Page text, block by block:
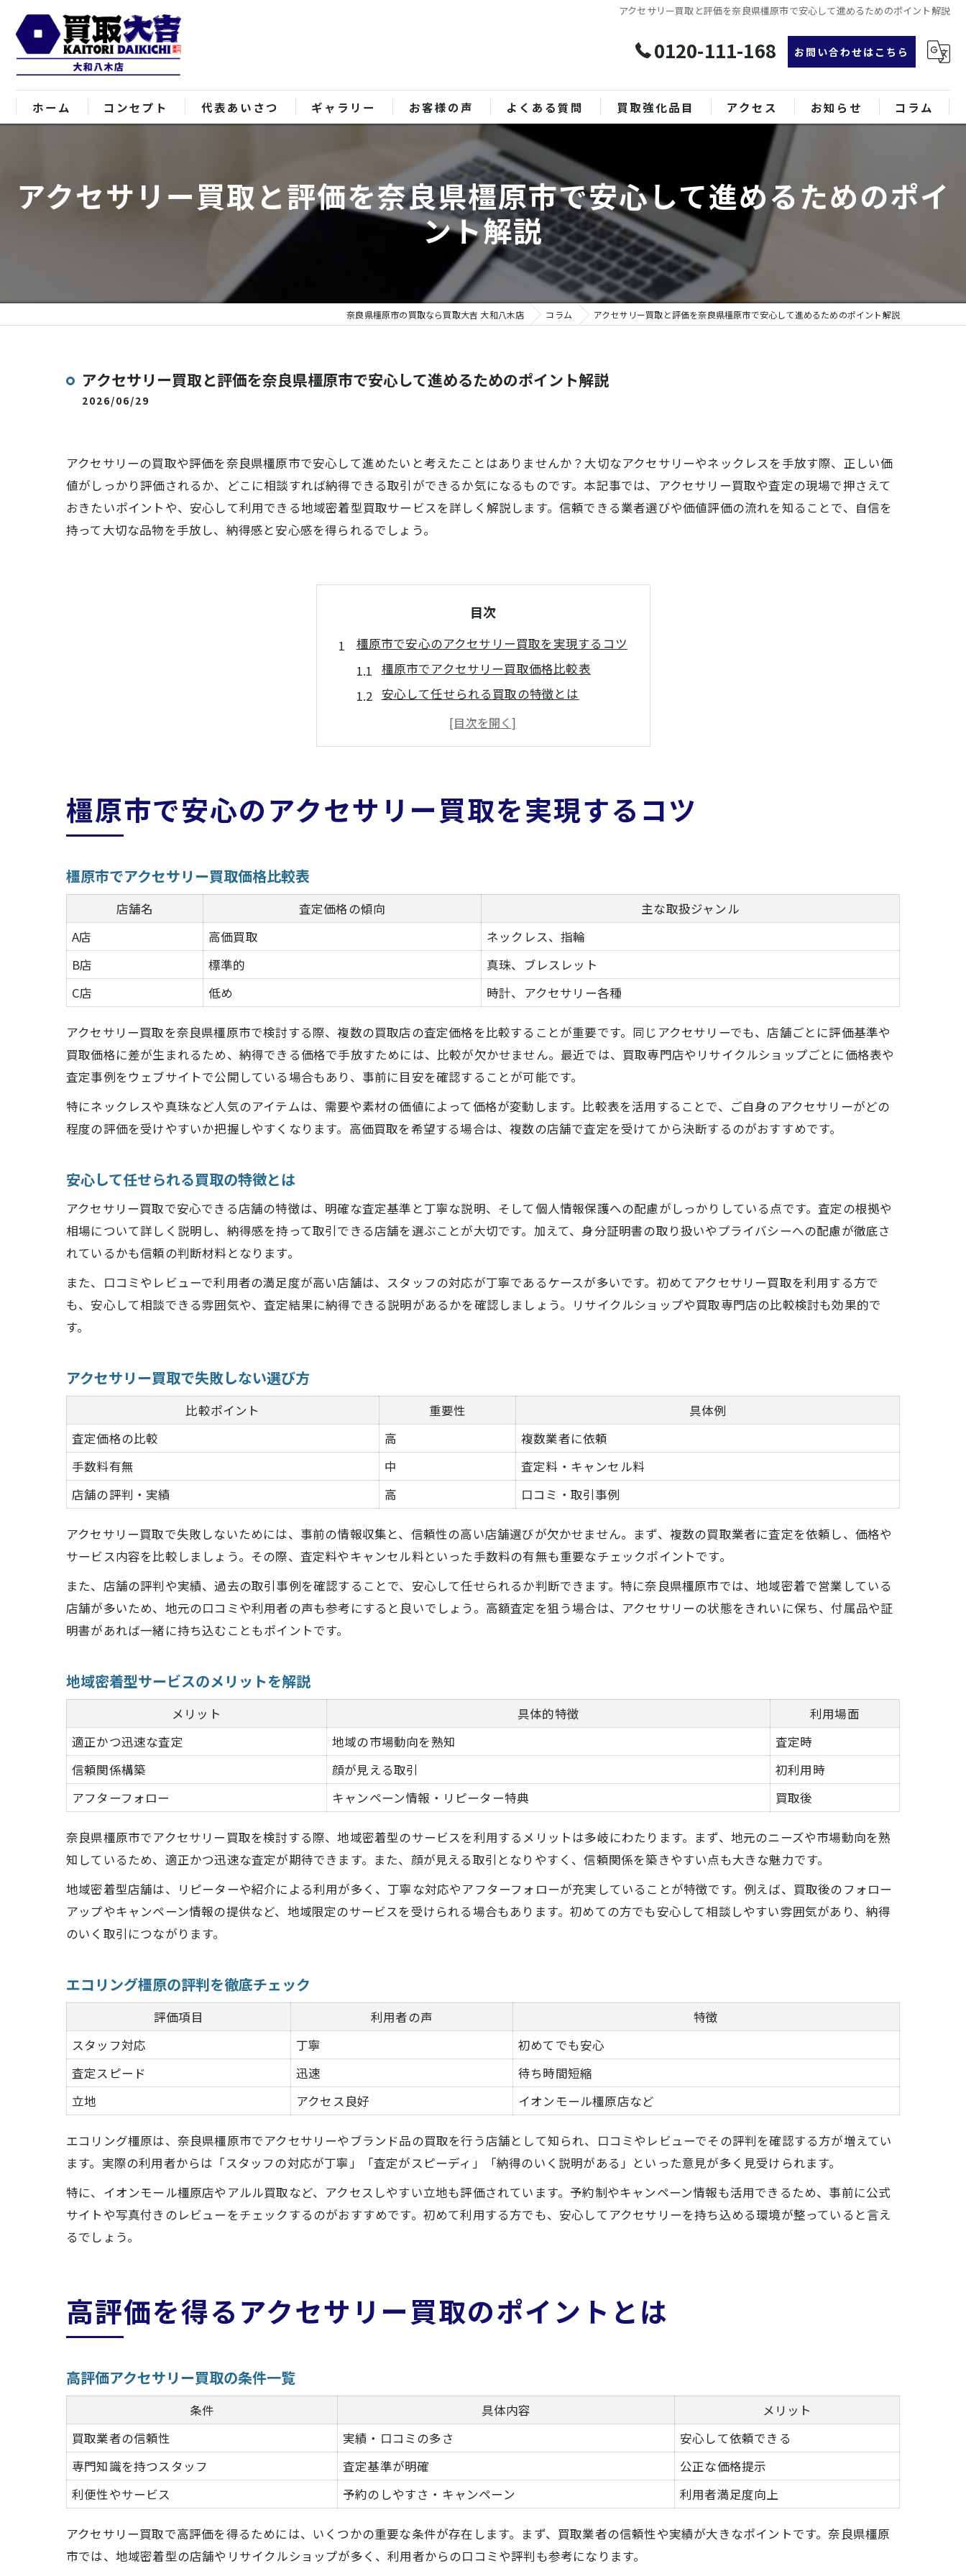
アクセサリー買取と評価を奈良県橿原市で安心して進めるためのポイント解説
0120-111-168 お問い合わせはこちら
ホーム コンセプト 代表あいさつ ギャラリー お客様の声 よくある質問 買取強化品目
ブランド品
貴金属
時計
金
アクセス お知らせ コラム
アクセサリー買取と評価を奈良県橿原市で安心して進めるためのポイ
ント解説
奈良県橿原市の買取なら買取大吉 大和八木店 コラム アクセサリー買取と評価を奈良県橿原市で安心して進めるためのポイント解説
アクセサリー買取と評価を奈良県橿原市で安心して進めるためのポイント解説
2026/06/29
アクセサリーの買取や評価を奈良県橿原市で安心して進めたいと考えたことはありませんか？大切なアクセサリーやネックレスを手放す際、正しい価
値がしっかり評価されるか、どこに相談すれば納得できる取引ができるか気になるものです。本記事では、アクセサリー買取や査定の現場で押さえて
おきたいポイントや、安心して利用できる地域密着型買取サービスを詳しく解説します。信頼できる業者選びや価値評価の流れを知ることで、自信を
持って大切な品物を手放し、納得感と安心感を得られるでしょう。
目次
橿原市で安心のアクセサリー買取を実現するコツ
橿原市でアクセサリー買取価格比較表
安心して任せられる買取の特徴とは
アクセサリー買取で失敗しない選び方
地域密着型サービスのメリットを解説
高評価を得るアクセサリー買取のポイントとは
高評価アクセサリー買取の条件一覧
口コミで選ばれる買取業者の共通点
アクセサリー買取の評価基準を解説
手放す前に知りたい買取評価の流れと安心感
アクセサリー買取評価の流れ早見表
安心して査定を受けるための事前準備
納得できる説明が受けられる理由
アクセサリー買取でよくある質問集
アクセサリー買取を納得価格で進めたいあなたへ
納得価格を引き出す交渉ポイント表
高価買取が期待できるアクセサリーとは
地域密着型アクセサリー買取サービス比較表
地元で選ばれる理由を徹底分析
納得感が高まるアクセサリー買取の選び方
納得できるアクセサリー買取選び方一覧
後悔しないための比較ポイント
口コミ評価を活かした業者選定法
信頼できる査定士の見分け方
実際の利用者体験談を参考にするコツ
橿原市で安心のアクセサリー買取を実現するコツ
橿原市でアクセサリー買取価格比較表
店舗名 査定価格の傾向
主な取扱ジャンル
A店
高価買取
ネックレス、指輪
B店
標準的
真珠、ブレスレット
C店
低め 時計、アクセサリー各種
アクセサリー買取を奈良県橿原市で検討する際、複数の買取店の査定価格を比較することが重要です。同じアクセサリーでも、店舗ごとに評価基準や
買取価格に差が生まれるため、納得できる価格で手放すためには、比較が欠かせません。最近では、買取専門店やリサイクルショップごとに価格表や
査定事例をウェブサイトで公開している場合もあり、事前に目安を確認することが可能です。
特にネックレスや真珠など人気のアイテムは、需要や素材の価値によって価格が変動します。比較表を活用することで、ご自身のアクセサリーがどの
程度の評価を受けやすいか把握しやすくなります。高価買取を希望する場合は、複数の店舗で査定を受けてから決断するのがおすすめです。
安心して任せられる買取の特徴とは
アクセサリー買取で安心できる店舗の特徴は、明確な査定基準と丁寧な説明、そして個人情報保護への配慮がしっかりしている点です。査定の根拠や
相場について詳しく説明し、納得感を持って取引できる店舗を選ぶことが大切です。加えて、身分証明書の取り扱いやプライバシーへの配慮が徹底さ
れているかも信頼の判断材料となります。
また、口コミやレビューで利用者の満足度が高い店舗は、スタッフの対応が丁寧であるケースが多いです。初めてアクセサリー買取を利用する方で
も、安心して相談できる雰囲気や、査定結果に納得できる説明があるかを確認しましょう。リサイクルショップや買取専門店の比較検討も効果的で
す。
アクセサリー買取で失敗しない選び方
比較ポイント 重要性
具体例
査定価格の比較
高
複数業者に依頼
手数料有無
中
査定料・キャンセル料
店舗の評判・実績
高 口コミ・取引事例
アクセサリー買取で失敗しないためには、事前の情報収集と、信頼性の高い店舗選びが欠かせません。まず、複数の買取業者に査定を依頼し、価格や
サービス内容を比較しましょう。その際、査定料やキャンセル料といった手数料の有無も重要なチェックポイントです。
また、店舗の評判や実績、過去の取引事例を確認することで、安心して任せられるか判断できます。特に奈良県橿原市では、地域密着で営業している
店舗が多いため、地元の口コミや利用者の声も参考にすると良いでしょう。高額査定を狙う場合は、アクセサリーの状態をきれいに保ち、付属品や証
明書があれば一緒に持ち込むこともポイントです。
地域密着型サービスのメリットを解説
メリット 具体的特徴
利用場面
適正かつ迅速な査定
地域の市場動向を熟知
査定時
信頼関係構築
顔が見える取引
初利用時
アフターフォロー
キャンペーン情報・リピーター特典 買取後
奈良県橿原市でアクセサリー買取を検討する際、地域密着型のサービスを利用するメリットは多岐にわたります。まず、地元のニーズや市場動向を熟
知しているため、適正かつ迅速な査定が期待できます。また、顔が見える取引となりやすく、信頼関係を築きやすい点も大きな魅力です。
地域密着型店舗は、リピーターや紹介による利用が多く、丁寧な対応やアフターフォローが充実していることが特徴です。例えば、買取後のフォロー
アップやキャンペーン情報の提供など、地域限定のサービスを受けられる場合もあります。初めての方でも安心して相談しやすい雰囲気があり、納得
のいく取引につながります。
エコリング橿原の評判を徹底チェック
評価項目 利用者の声
特徴
スタッフ対応
丁寧
初めてでも安心
査定スピード
迅速
待ち時間短縮
立地
アクセス良好 イオンモール橿原店など
エコリング橿原は、奈良県橿原市でアクセサリーやブランド品の買取を行う店舗として知られ、口コミやレビューでその評判を確認する方が増えてい
ます。実際の利用者からは「スタッフの対応が丁寧」「査定がスピーディ」「納得のいく説明がある」といった意見が多く見受けられます。
特に、イオンモール橿原店やアルル買取など、アクセスしやすい立地も評価されています。予約制やキャンペーン情報も活用できるため、事前に公式
サイトや写真付きのレビューをチェックするのがおすすめです。初めて利用する方でも、安心してアクセサリーを持ち込める環境が整っていると言え
るでしょう。
高評価を得るアクセサリー買取のポイントとは
高評価アクセサリー買取の条件一覧
条件 具体内容
メリット
買取業者の信頼性
実績・口コミの多さ
安心して依頼できる
専門知識を持つスタッフ
査定基準が明確
公正な価格提示
利便性やサービス
予約のしやすさ・キャンペーン 利用者満足度向上
アクセサリー買取で高評価を得るためには、いくつかの重要な条件が存在します。まず、買取業者の信頼性や実績が大きなポイントです。奈良県橿原
市では、地域密着型の店舗やリサイクルショップが多く、利用者からの口コミや評判も参考になります。